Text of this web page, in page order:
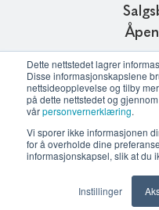
Dette nettstedet lagrer
Disse informasjonskapslene
nettsideopplevelse og tilby
på dette nettstedet og
vårpersonvernerklæring.
Vi sporer ikke informasjonen
for å overholde dine
informasjonskapsel, slik at du
Instillinger
All
Webdesign and